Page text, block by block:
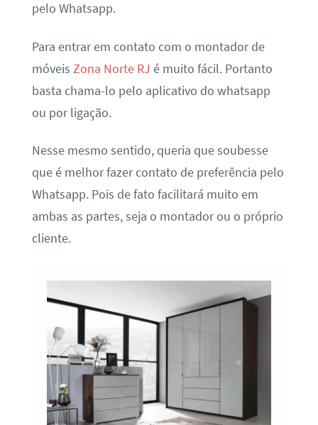
pelo Whatsapp.
Para entrar em contato com o montador de
móveis Zona Norte RJ é muito fácil. Portanto
basta chama-lo pelo aplicativo do whatsapp
ou por ligação.
Nesse mesmo sentido, queria que soubesse
que é melhor fazer contato de preferência pelo
Whatsapp. Pois de fato facilitará muito em
ambas as partes, seja o montador ou o próprio
cliente.